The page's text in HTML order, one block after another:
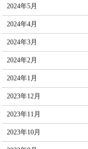
2024年5月
2024年4月
2024年3月
2024年2月
2024年1月
2023年12月
2023年11月
2023年10月